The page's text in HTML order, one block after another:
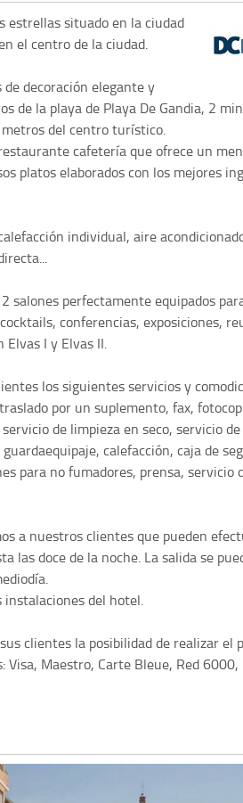
estrellas situado en la ciudad
el centro de la ciudad.
decoración elegante y
de la playa de Playa De Gandia, 2
del centro turístico.
cafetería que ofrece un
platos elaborados con los mejores
individual, aire
salones perfectamente equipados
conferencias, exposiciones,
Elvas I y Elvas II.
los siguientes servicios y
por un suplemento, fax,
de limpieza en seco, servicio
calefacción, caja de
para no fumadores, prensa, servicio
a nuestros clientes que pueden
las doce de la noche. La salida se
instalaciones del hotel.
clientes la posibilidad de realizar el
Maestro, Carte Bleue, Red 6000,